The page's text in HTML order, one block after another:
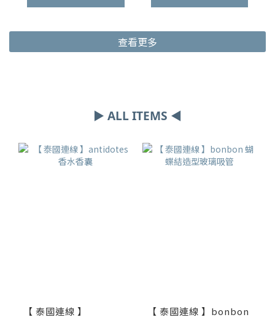
查看更多
▶ ALL ITEMS ◀
【 泰國連線 】
【 泰國連線 】bonbon